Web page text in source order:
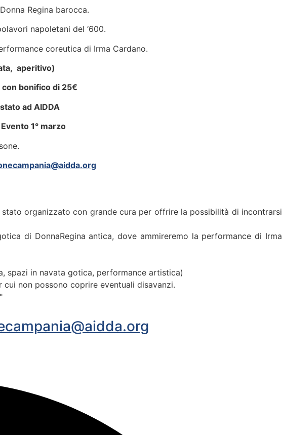
Regina barocca.
napoletani del ‘600.
coreutica di Irma Cardano.
aperitivo)
con bonifico di 25€
ad AIDDA
1° marzo
stato organizzato con grande cura per offrire la possibilità di incontrarsi
di DonnaRegina antica, dove ammireremo la performance di Irma
spazi in navata gotica, performance artistica)
non possono coprire eventuali disavanzi.